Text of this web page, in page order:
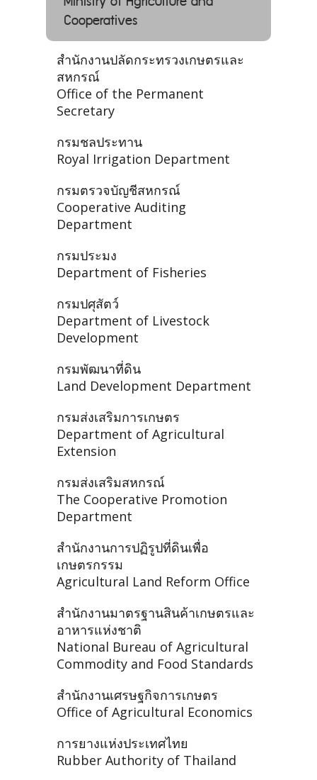
Cooperatives
สำนักงานปลัดกระทรวงเกษตรและ
สหกรณ์
Office of the Permanent
Secretary
กรมชลประทาน
Royal Irrigation Department
กรมตรวจบัญชีสหกรณ์
Cooperative Auditing
Department
กรมประมง
Department of Fisheries
กรมปศุสัตว์
Department of Livestock
Development
กรมพัฒนาที่ดิน
Land Development Department
กรมส่งเสริมการเกษตร
Department of Agricultural
Extension
กรมส่งเสริมสหกรณ์
The Cooperative Promotion
Department
สำนักงานการปฏิรูปที่ดินเพื่อ
เกษตรกรรม
Agricultural Land Reform Office
สำนักงานมาตรฐานสินค้าเกษตรและ
อาหารแห่งชาติ
National Bureau of Agricultural
Commodity and Food Standards
สำนักงานเศรษฐกิจการเกษตร
Office of Agricultural Economics
การยางแห่งประเทศไทย
Rubber Authority of Thailand